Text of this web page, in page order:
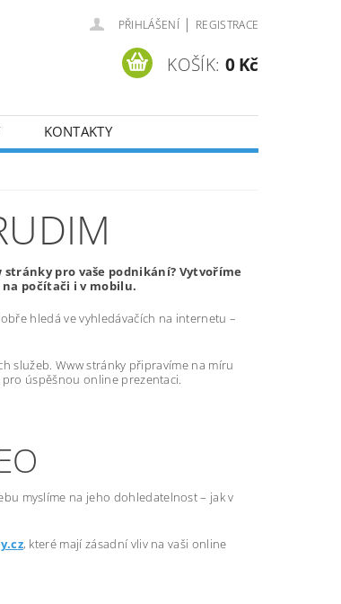
PŘIHLÁŠENÍ | REGISTRACE
KOŠÍK: 0 Kč
KONTAKTY
pro vaše podnikání? Vytvoříme
počítači i v mobilu.
hledá ve vyhledávačích na internetu –
služeb. Www stránky připravíme na míru
úspěšnou online prezentaci.
myslíme na jeho dohledatelnost – jak v
, které mají zásadní vliv na vaši online